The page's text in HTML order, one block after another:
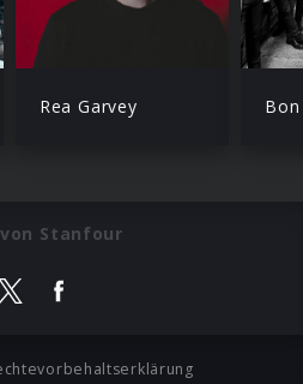
Rea Garvey Bon
Stanfour